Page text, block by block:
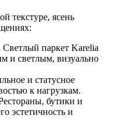
текстуре, ясень
Светлый паркет Karelia
и светлым, визуально
и статусное
к нагрузкам.
бутики и
эстетичность и